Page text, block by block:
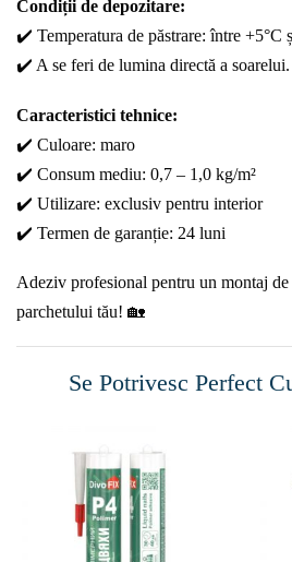
Condiții de depozitare:
✔️ Temperatura de păstrare: între +5°C
✔️ A se feri de lumina directă a soarelui.
Caracteristici tehnice:
✔️ Culoare: maro
✔️ Consum mediu: 0,7 – 1,0 kg/m²
✔️ Utilizare: exclusiv pentru interior
✔️ Termen de garanție: 24 luni
Adeziv profesional pentru un montaj de
parchetului tău! 🏡
Se Potrivesc Perfect